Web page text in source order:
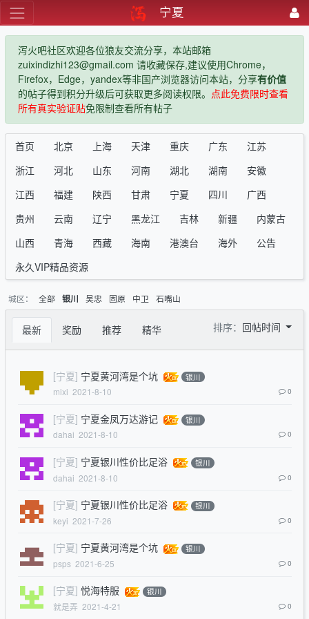
宁夏
泻火吧社区欢迎各位狼友交流分享，本站邮箱
zuixindizhi123@gmail.com 请收藏保存,建议使用Chrome，
Firefox，Edge，yandex等非国产浏览器访问本站，分享有价值
的帖子得到积分升级后可获取更多阅读权限。 点此免费限时查看
所有真实验证贴免限制查看所有帖子
首页 北京 上海 天津 重庆 广东
江苏
浙江
河北 山东 河南 湖北 湖南
安徽
江西
福建 陕西 甘肃 宁夏 四川
广西
贵州
云南 辽宁 黑龙江 吉林 新疆
内蒙古
山西
青海 西藏 海南 港澳台 海外
公告
永久VIP精品资源
城区： 全部 银川 吴忠 固原 中卫 石嘴山
最新 奖励 推荐 精华 排序： 回帖时间
[宁夏] 宁夏黄河湾是个坑 银川
mixi 2021-8-10 0
[宁夏] 宁夏金凤万达游记 银川
dahai 2021-8-10 0
[宁夏] 宁夏银川性价比足浴 银川
dahai 2021-8-10 0
[宁夏] 宁夏银川性价比足浴 银川
keyi 2021-7-26 0
[宁夏] 宁夏黄河湾是个坑 银川
psps 2021-6-25 0
[宁夏] 悦海特服 银川
就是弄 2021-4-21 0